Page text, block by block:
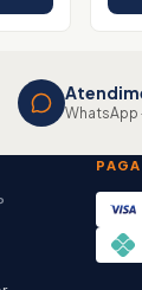
WhatsApp